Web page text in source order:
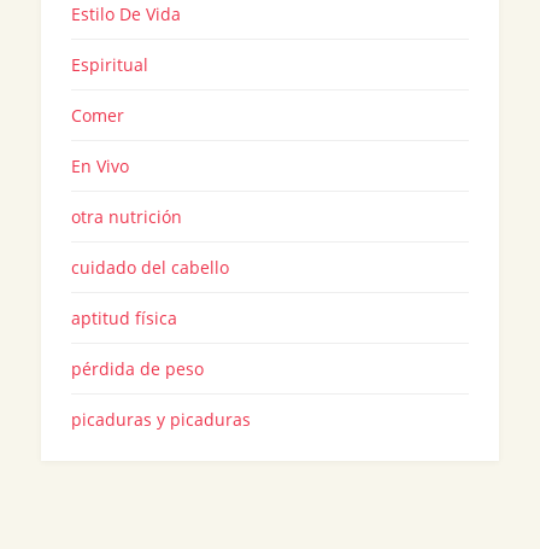
Estilo De Vida
Espiritual
Comer
En Vivo
otra nutrición
cuidado del cabello
aptitud física
pérdida de peso
picaduras y picaduras